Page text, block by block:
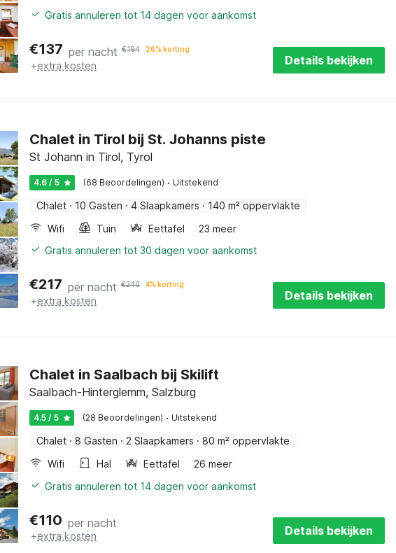
Gratis annuleren tot 14 dagen voor aankomst
€137 per nacht €194 26% korting
+extra kosten Details bekijken
Chalet in Tirol bij St. Johanns piste
St Johann in Tirol, Tyrol
4.6 / 5 (68 Beoordelingen) · Uitstekend
Chalet · 10 Gasten · 4 Slaapkamers · 140 m² oppervlakte
Wifi
Tuin Eettafel
23 meer
Gratis annuleren tot 30 dagen voor aankomst
€217 per nacht €240 4% korting
+extra kosten Details bekijken
Chalet in Saalbach bij Skilift
Saalbach-Hinterglemm, Salzburg
4.5 / 5 (28 Beoordelingen) · Uitstekend
Chalet · 8 Gasten · 2 Slaapkamers · 80 m² oppervlakte
Wifi
Hal Eettafel
26 meer
Gratis annuleren tot 14 dagen voor aankomst
€110 per nacht
+extra kosten Details bekijken